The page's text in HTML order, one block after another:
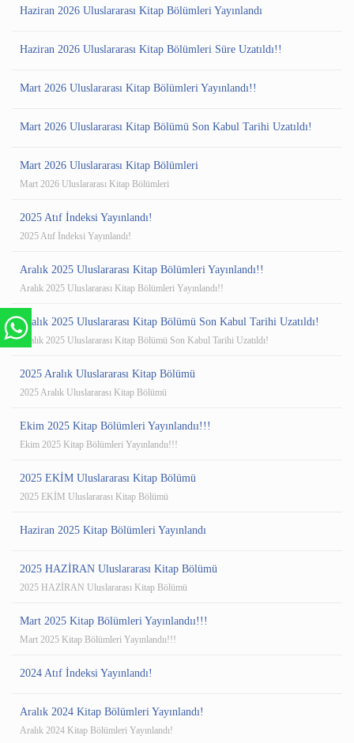
Haziran 2026 Uluslararası Kitap Bölümleri Yayınlandı
Haziran 2026 Uluslararası Kitap Bölümleri Süre Uzatıldı!!
Mart 2026 Uluslararası Kitap Bölümleri Yayınlandı!!
Mart 2026 Uluslararası Kitap Bölümü Son Kabul Tarihi Uzatıldı!
Mart 2026 Uluslararası Kitap Bölümleri
Mart 2026 Uluslararası Kitap Bölümleri
2025 Atıf İndeksi Yayınlandı!
2025 Atıf İndeksi Yayınlandı!
Aralık 2025 Uluslararası Kitap Bölümleri Yayınlandı!!
Aralık 2025 Uluslararası Kitap Bölümleri Yayınlandı!!
Aralık 2025 Uluslararası Kitap Bölümü Son Kabul Tarihi Uzatıldı!
Aralık 2025 Uluslararası Kitap Bölümü Son Kabul Tarihi Uzatıldı!
2025 Aralık Uluslararası Kitap Bölümü
2025 Aralık Uluslararası Kitap Bölümü
Ekim 2025 Kitap Bölümleri Yayınlandıı!!!
Ekim 2025 Kitap Bölümleri Yayınlandıı!!!
2025 EKİM Uluslararası Kitap Bölümü
2025 EKİM Uluslararası Kitap Bölümü
Haziran 2025 Kitap Bölümleri Yayınlandı
2025 HAZİRAN Uluslararası Kitap Bölümü
2025 HAZİRAN Uluslararası Kitap Bölümü
Mart 2025 Kitap Bölümleri Yayınlandıı!!!
Mart 2025 Kitap Bölümleri Yayınlandıı!!!
2024 Atıf İndeksi Yayınlandı!
Aralık 2024 Kitap Bölümleri Yayınlandı!
Aralık 2024 Kitap Bölümleri Yayınlandı!